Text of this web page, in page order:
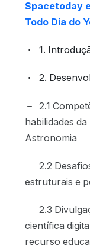
Spacetoday
Todo Dia do
1.
2.
2.1
habilidades
Astronomia
2.2
estruturais e
2.3
científica
recurso
no
o
dos
Todo